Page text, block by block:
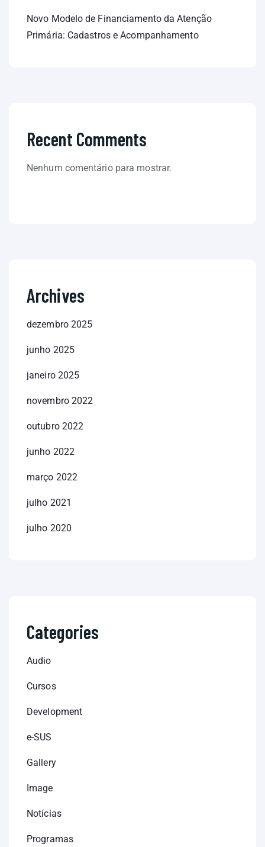
Novo Modelo de Financiamento da Atenção
Primária: Cadastros e Acompanhamento
Recent Comments
Nenhum comentário para mostrar.
Archives
dezembro 2025
junho 2025
janeiro 2025
novembro 2022
outubro 2022
junho 2022
março 2022
julho 2021
julho 2020
Categories
Audio
Cursos
Development
e-SUS
Gallery
Image
Notícias
Programas